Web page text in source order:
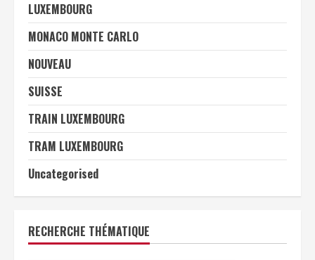
LUXEMBOURG
MONACO MONTE CARLO
NOUVEAU
SUISSE
TRAIN LUXEMBOURG
TRAM LUXEMBOURG
Uncategorised
RECHERCHE THÉMATIQUE